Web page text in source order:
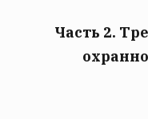
Часть 2.